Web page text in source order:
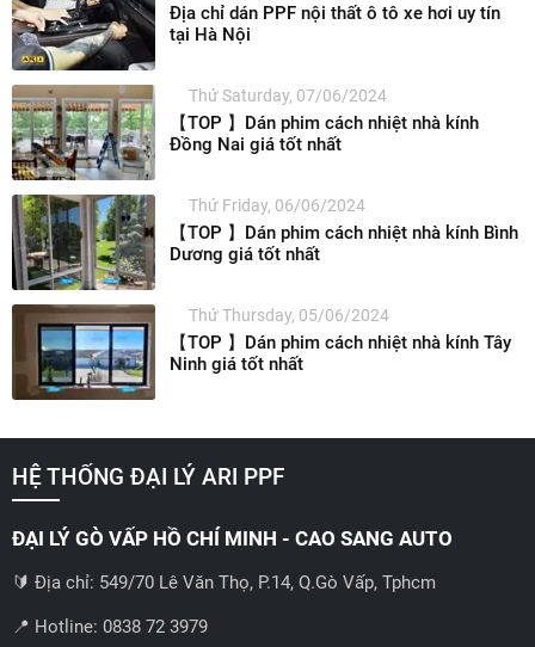
Địa chỉ dán PPF nội thất ô tô xe hơi uy tín
tại Hà Nội
Thứ Saturday, 07/06/2024
【TOP 】Dán phim cách nhiệt nhà kính
Đồng Nai giá tốt nhất
Thứ Friday, 06/06/2024
【TOP 】Dán phim cách nhiệt nhà kính Bình
Dương giá tốt nhất
Thứ Thursday, 05/06/2024
【TOP 】Dán phim cách nhiệt nhà kính Tây
Ninh giá tốt nhất
HỆ THỐNG ĐẠI LÝ ARI PPF
ĐẠI LÝ GÒ VẤP HỒ CHÍ MINH - CAO SANG AUTO
🔰 Địa chỉ: 549/70 Lê Văn Thọ, P.14, Q.Gò Vấp, Tphcm
📍 Hotline: 0838 72 3979